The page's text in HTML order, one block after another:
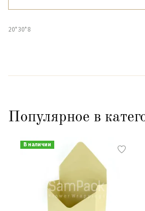
20*30*8
Популярное в
В наличии